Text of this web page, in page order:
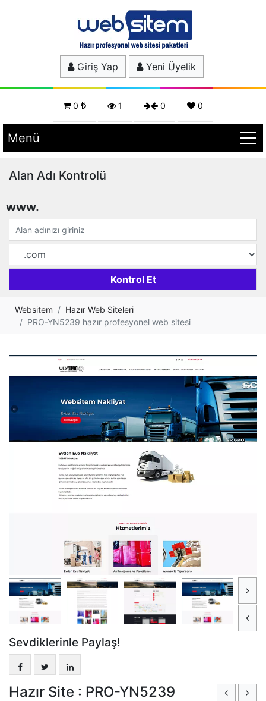
Giriş Yap Yeni Üyelik
0 1 0 0
Menü
Alan Adı Kontrolü
www.
Websitem
Hazır Web Siteleri
PRO-YN5239 hazır profesyonel web sitesi
Sevdiklerinle Paylaş!
Hazır Site : PRO-YN5239